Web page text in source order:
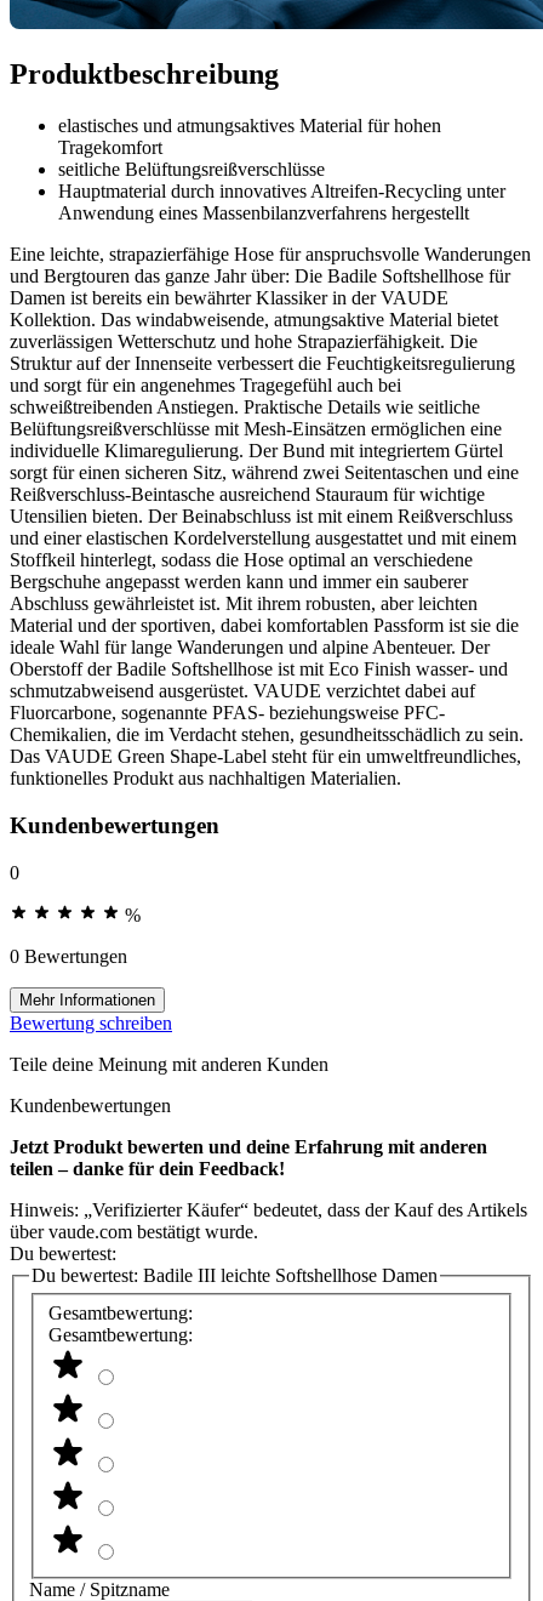
Produktbeschreibung
elastisches und atmungsaktives Material für hohen
Tragekomfort
seitliche Belüftungsreißverschlüsse
Hauptmaterial durch innovatives Altreifen-Recycling unter
Anwendung eines Massenbilanzverfahrens hergestellt
Eine leichte, strapazierfähige Hose für anspruchsvolle Wanderungen
und Bergtouren das ganze Jahr über: Die Badile Softshellhose für
Damen ist bereits ein bewährter Klassiker in der VAUDE
Kollektion. Das windabweisende, atmungsaktive Material bietet
zuverlässigen Wetterschutz und hohe Strapazierfähigkeit. Die
Struktur auf der Innenseite verbessert die Feuchtigkeitsregulierung
und sorgt für ein angenehmes Tragegefühl auch bei
schweißtreibenden Anstiegen. Praktische Details wie seitliche
Belüftungsreißverschlüsse mit Mesh-Einsätzen ermöglichen eine
individuelle Klimaregulierung. Der Bund mit integriertem Gürtel
sorgt für einen sicheren Sitz, während zwei Seitentaschen und eine
Reißverschluss-Beintasche ausreichend Stauraum für wichtige
Utensilien bieten. Der Beinabschluss ist mit einem Reißverschluss
und einer elastischen Kordelverstellung ausgestattet und mit einem
Stoffkeil hinterlegt, sodass die Hose optimal an verschiedene
Bergschuhe angepasst werden kann und immer ein sauberer
Abschluss gewährleistet ist. Mit ihrem robusten, aber leichten
Material und der sportiven, dabei komfortablen Passform ist sie die
ideale Wahl für lange Wanderungen und alpine Abenteuer. Der
Oberstoff der Badile Softshellhose ist mit Eco Finish wasser- und
schmutzabweisend ausgerüstet. VAUDE verzichtet dabei auf
Fluorcarbone, sogenannte PFAS- beziehungsweise PFC-
Chemikalien, die im Verdacht stehen, gesundheitsschädlich zu sein.
Das VAUDE Green Shape-Label steht für ein umweltfreundliches,
funktionelles Produkt aus nachhaltigen Materialien.
Kundenbewertungen
0
%
0 Bewertungen
Mehr Informationen
Bewertung schreiben
Teile deine Meinung mit anderen Kunden
Kundenbewertungen
Jetzt Produkt bewerten und deine Erfahrung mit anderen
teilen – danke für dein Feedback!
Hinweis: „Verifizierter Käufer“ bedeutet, dass der Kauf des Artikels
über vaude.com bestätigt wurde.
Du bewertest:
Du bewertest: Badile III leichte Softshellhose Damen
Gesamtbewertung:
Gesamtbewertung:
Name / Spitzname